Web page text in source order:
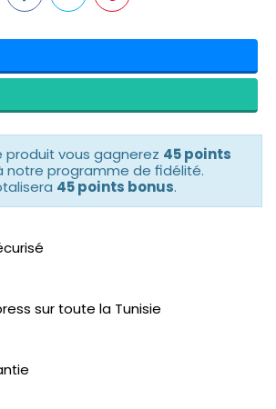
produit vous gagnerez 45 points
notre programme de fidélité.
45 points bonus.
sur toute la Tunisie